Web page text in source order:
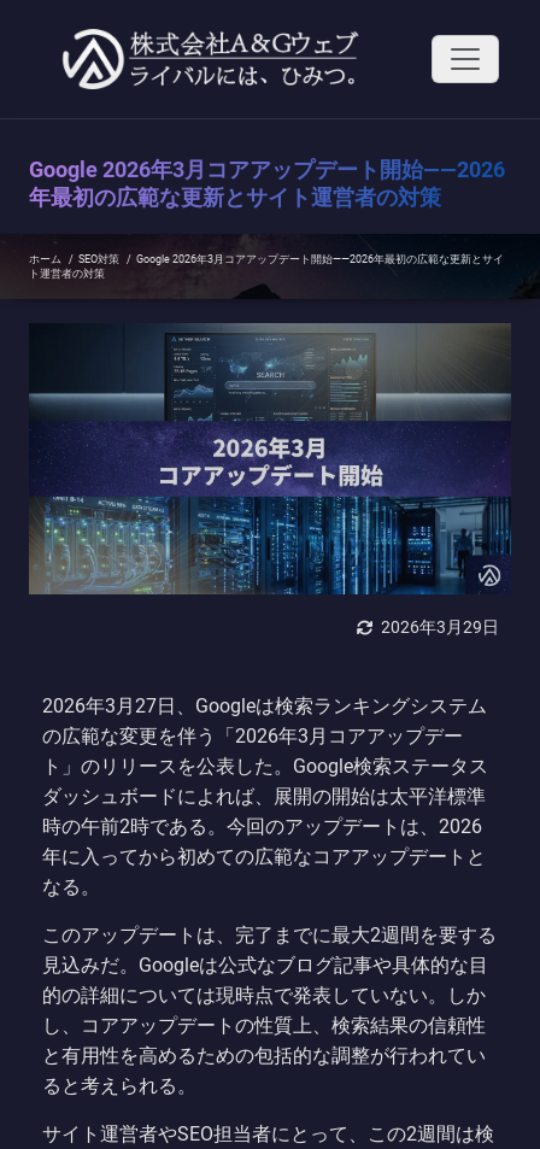
へ
Google 2026年3月コアアップデート開始——2026
年最初の広範な更新とサイト運営者の対策
ホーム / SEO対策 / Google 2026年3月コアアップデート開始——2026年最初の広範な更新とサイ
ト運営者の対策
2026年3月29日
2026年3月27日、Googleは検索ランキングシステム
の広範な変更を伴う「2026年3月コアアップデー
ト」のリリースを公表した。Google検索ステータス
ダッシュボードによれば、展開の開始は太平洋標準
時の午前2時である。今回のアップデートは、2026
年に入ってから初めての広範なコアアップデートと
なる。
このアップデートは、完了までに最大2週間を要する
見込みだ。Googleは公式なブログ記事や具体的な目
的の詳細については現時点で発表していない。しか
し、コアアップデートの性質上、検索結果の信頼性
と有用性を高めるための包括的な調整が行われてい
ると考えられる。
サイト運営者やSEO担当者にとって、この2週間は検